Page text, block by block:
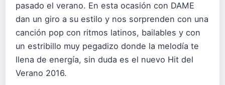
pasado el verano. En esta ocasión con DAME
dan un giro a su estilo y nos sorprenden con una
canción pop con ritmos latinos, bailables y con
un estribillo muy pegadizo donde la melodía te
llena de energía, sin duda es el nuevo Hit del
Verano 2016.